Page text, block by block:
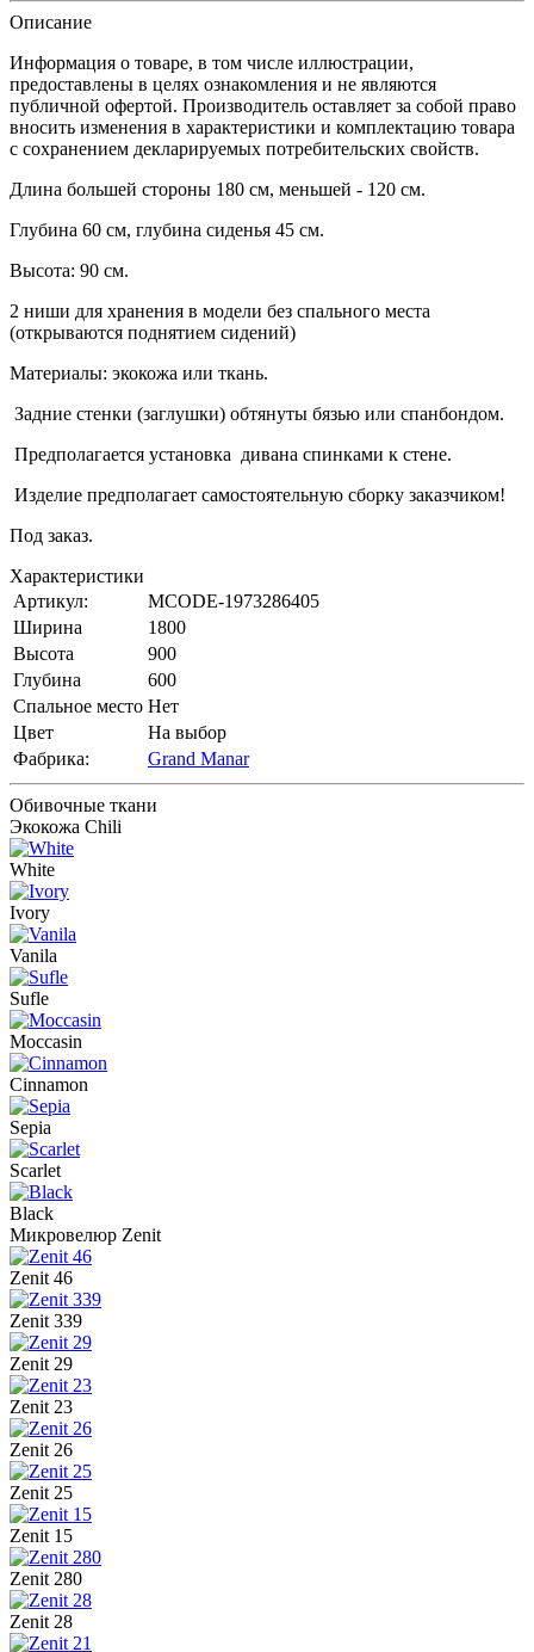
Описание
Информация о товаре, в том числе иллюстрации,
предоставлены в целях ознакомления и не являются
публичной офертой. Производитель оставляет за собой право
вносить изменения в характеристики и комплектацию товара
с сохранением декларируемых потребительских свойств.
Длина большей стороны 180 см, меньшей - 120 см.
Глубина 60 см, глубина сиденья 45 см.
Высота: 90 см.
2 ниши для хранения в модели без спального места
(открываются поднятием сидений)
Материалы: экокожа или ткань.
Задние стенки (заглушки) обтянуты бязью или спанбондом.
Предполагается установка дивана спинками к стене.
Изделие предполагает самостоятельную сборку заказчиком!
Под заказ.
Характеристики
Артикул:
MCODE-1973286405
Ширина
1800
Высота
900
Глубина
600
Спальное место Нет
Цвет
На выбор
Фабрика:
Grand Manar
Обивочные ткани
Экокожа Chili
White
Ivory
Vanila
Sufle
Moccasin
Cinnamon
Sepia
Scarlet
Black
Микровелюр Zenit
Zenit 46
Zenit 339
Zenit 29
Zenit 23
Zenit 26
Zenit 25
Zenit 15
Zenit 280
Zenit 28